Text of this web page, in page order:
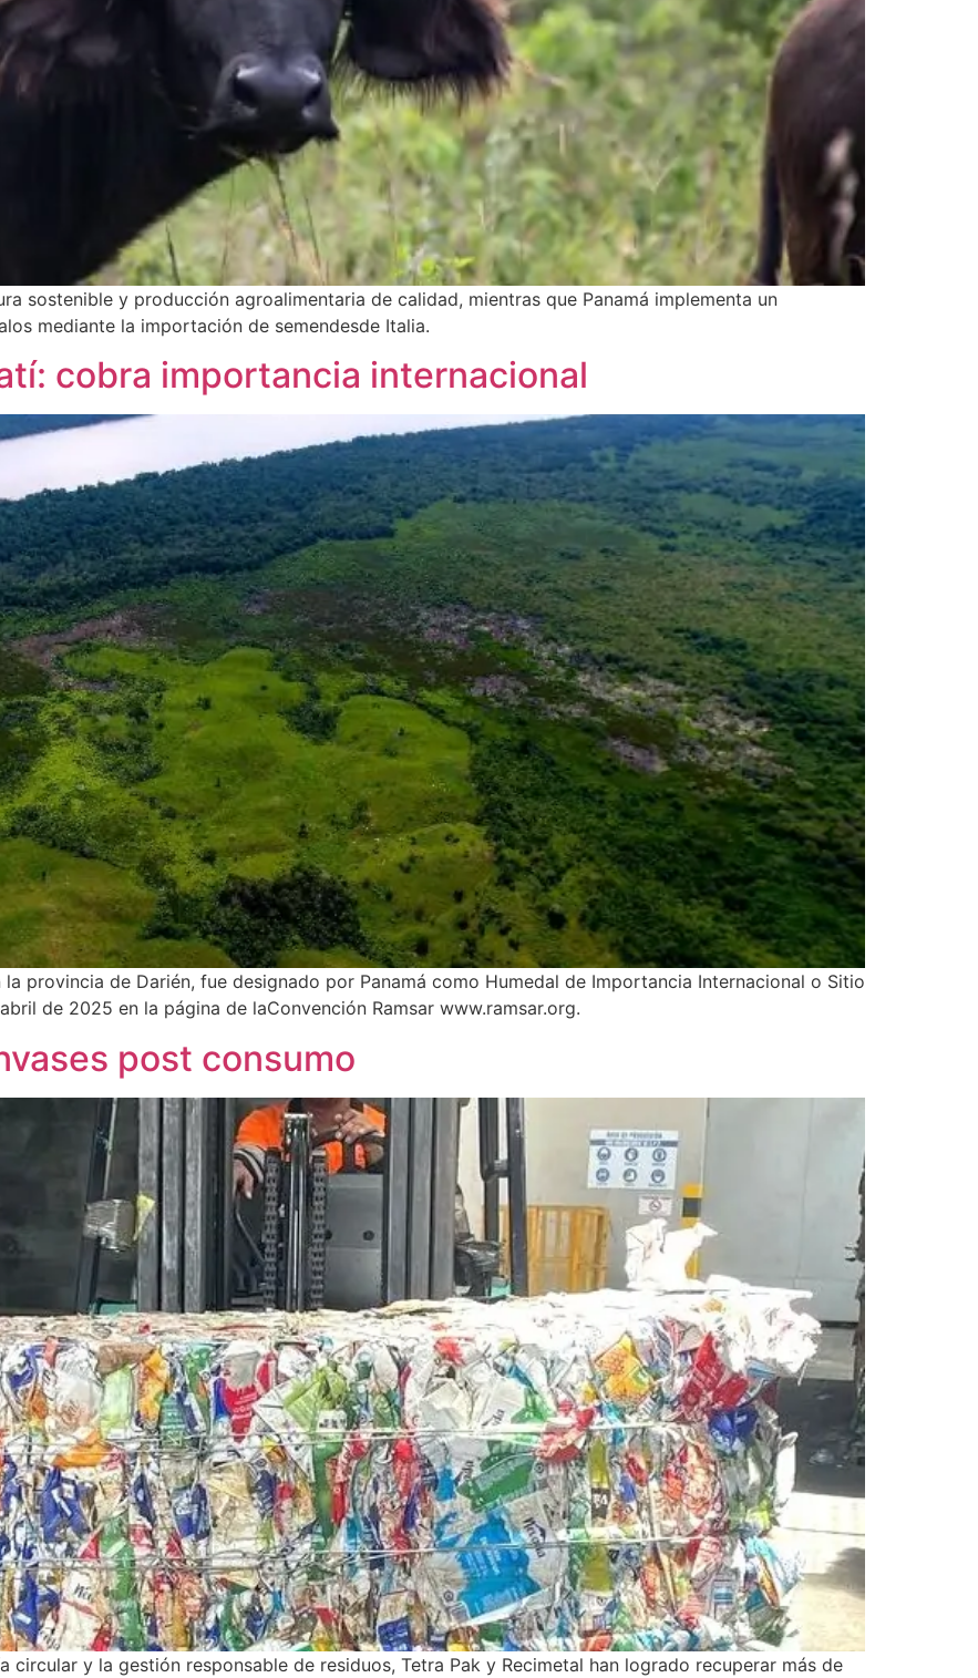
sostenible y producción agroalimentaria de calidad, mientras que Panamá implementa un
mediante la importación de semendesde Italia.
cobra importancia internacional
provincia de Darién, fue designado por Panamá como Humedal de Importancia Internacional o Sitio
de 2025 en la página de laConvención Ramsar www.ramsar.org.
post consumo
y la gestión responsable de residuos, Tetra Pak y Recimetal han logrado recuperar más de